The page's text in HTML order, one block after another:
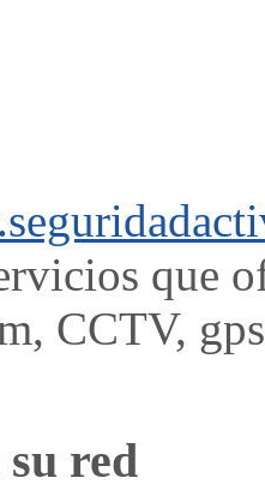
que
CCTV,
su red